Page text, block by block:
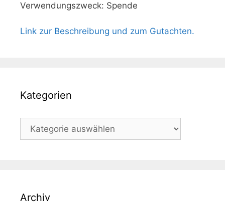
Verwendungszweck: Spende
Link zur Beschreibung und zum Gutachten.
Kategorien
Kategorien
Archiv